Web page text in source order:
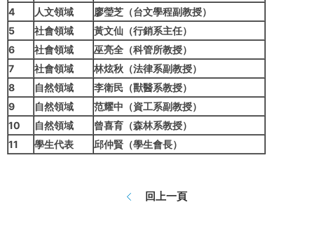
4
人文領域
廖瑩芝（台文學程副教授）
5
社會領域
黃文仙（行銷系主任）
6
社會領域
巫亮全（科管所教授）
7
社會領域
林炫秋（法律系副教授）
8
自然領域
李衛民（獸醫系教授）
9
自然領域
范耀中（資工系副教授）
10
自然領域
曾喜育（森林系教授）
11
學生代表 邱仲賢（學生會長）
回上一頁